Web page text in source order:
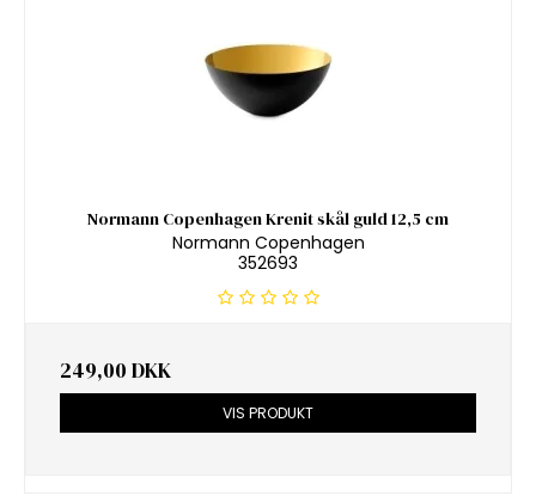
Normann Copenhagen Krenit skål guld 12,5 cm
Normann Copenhagen
352693
249,00 DKK
VIS PRODUKT